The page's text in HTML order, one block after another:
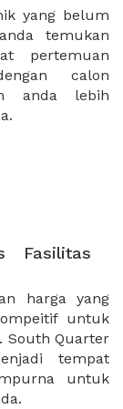
Fasilitas